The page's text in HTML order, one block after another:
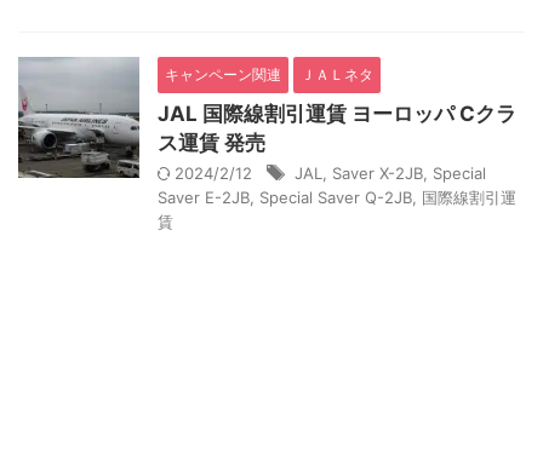
キャンペーン関連 ＪＡＬネタ
JAL 国際線割引運賃 ヨーロッパ Cクラ
ス運賃 発売
2024/2/12 JAL Saver X-2JB Special
Saver E-2JB Special Saver Q-2JB 国際線割引運
賃